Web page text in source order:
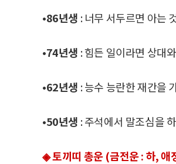
•86년생 : 너무 서두르면 아는
•74년생 : 힘든 일이라면 상대
•62년생 : 능수 능란한 재간을
•50년생 : 주석에서 말조심을
◈ 토끼띠 총운 (금전운 : 하, 애